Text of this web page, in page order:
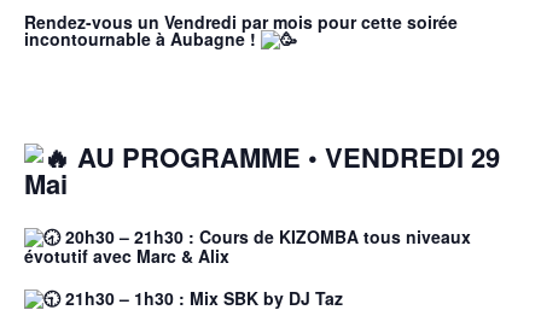
Rendez-vous un Vendredi par mois pour cette soirée
incontournable à Aubagne !
AU PROGRAMME • VENDREDI 29
Mai
20h30 – 21h30 : Cours de KIZOMBA tous niveaux
évotutif avec Marc & Alix
21h30 – 1h30 : Mix SBK by DJ Taz